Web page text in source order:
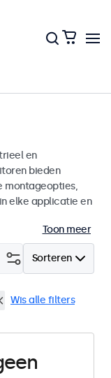
en
bieden
montageopties,
elke applicatie en
Toon meer
Sorteren
Wis alle filters